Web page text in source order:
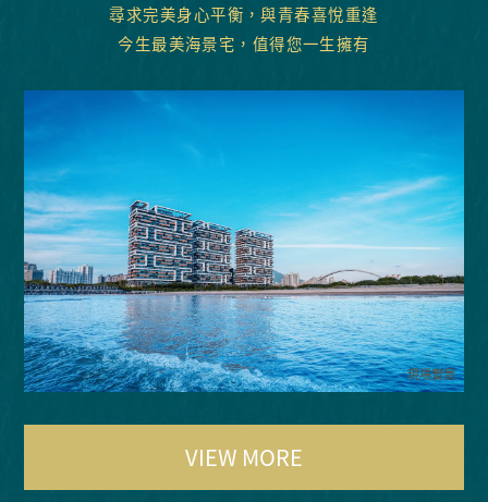
尋求完美身心平衡，與青春喜悅重逢
今生最美海景宅，值得您一生擁有
現場實景
VIEW MORE